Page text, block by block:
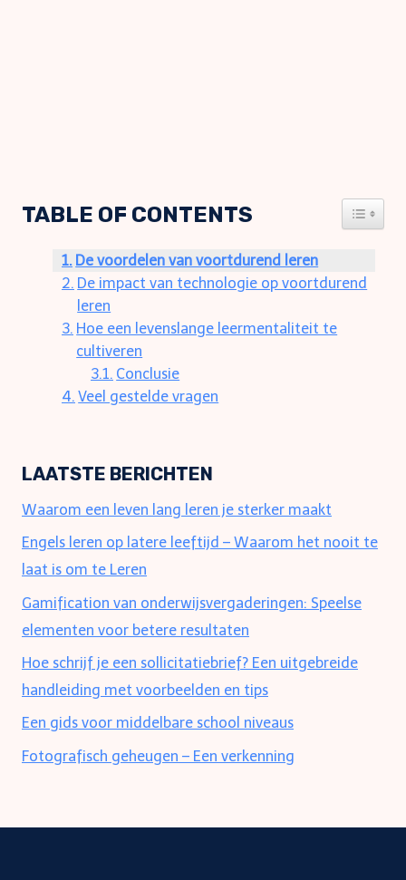
TABLE OF CONTENTS
De voordelen van voortdurend leren
De impact van technologie op voortdurend
leren
Hoe een levenslange leermentaliteit te
cultiveren
Conclusie
Veel gestelde vragen
LAATSTE BERICHTEN
Waarom een leven lang leren je sterker maakt
Engels leren op latere leeftijd – Waarom het nooit te
laat is om te Leren
Gamification van onderwijsvergaderingen: Speelse
elementen voor betere resultaten
Hoe schrijf je een sollicitatiebrief? Een uitgebreide
handleiding met voorbeelden en tips
Een gids voor middelbare school niveaus
Fotografisch geheugen – Een verkenning